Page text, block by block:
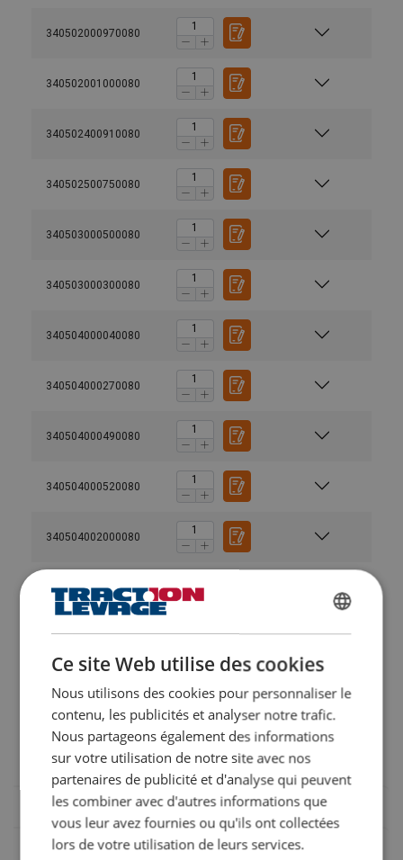
340502000970080
340502001000080
340502400910080
340502500750080
340503000500080
340503000300080
340504000040080
340504000270080
340504000490080
340504000520080
340504002000080
340505000200080
340506000300080
340508000150080
340508003500080
Léger, flexible et facile à manipuler
N'absorbe pas l'eau
Flotte sur l'eau
Durable
CMU : 3t – 600t
Longueur effective : 0,5m – 65m
Manuels utilisateur
Ce site Web utilise des cookies
Nous utilisons des cookies pour personnaliser le
contenu, les publicités et analyser notre trafic.
Nous partageons également des informations
sur votre utilisation de notre site avec nos
partenaires de publicité et d'analyse qui peuvent
les combiner avec d'autres informations que
vous leur avez fournies ou qu'ils ont collectées
lors de votre utilisation de leurs services.